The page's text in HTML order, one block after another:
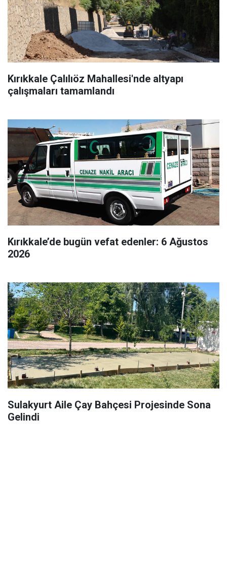
Kırıkkale Çalılıöz Mahallesi'nde altyapı
çalışmaları tamamlandı
Kırıkkale’de bugün vefat edenler: 6 Ağustos
2026
Sulakyurt Aile Çay Bahçesi Projesinde Sona
Gelindi